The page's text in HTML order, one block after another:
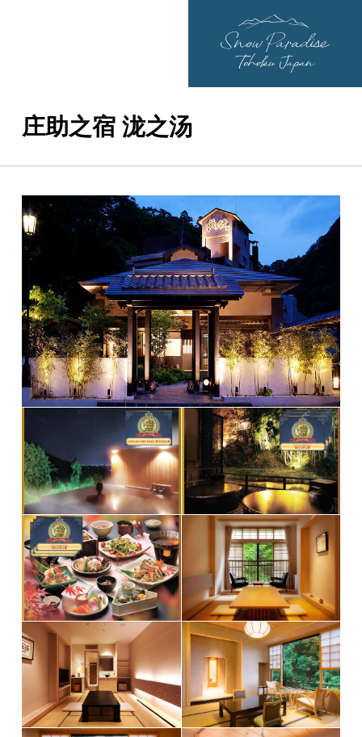
庄助之宿 泷之汤